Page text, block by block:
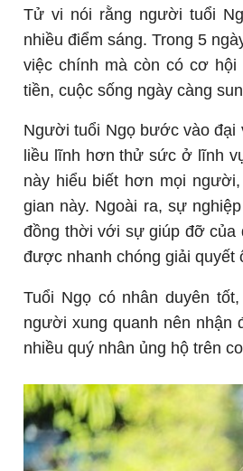
Tử vi nói rằng người tuổi
nhiều điểm sáng. Trong 5
việc chính mà còn có cơ hội
tiền, cuộc sống ngày càng
Người tuổi Ngọ bước vào đại
liều lĩnh hơn thử sức ở lĩnh
này hiểu biết hơn mọi
gian này. Ngoài ra, sự
đồng thời với sự giúp đỡ của
được nhanh chóng giải quyết
Tuổi Ngọ có nhân duyên
người xung quanh nên
nhiều quý nhân ủng hộ trên